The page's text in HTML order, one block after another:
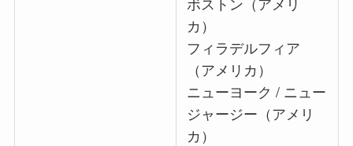
カ）
フィラデルフィア
（アメリカ）
ニューヨーク / ニュー
ジャージー（アメリ
カ）